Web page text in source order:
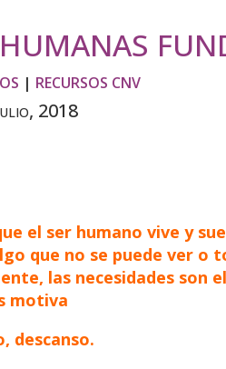
| RECURSOS CNV
2018
el ser humano vive y
que no se puede ver o
las necesidades son
motiva
descanso.